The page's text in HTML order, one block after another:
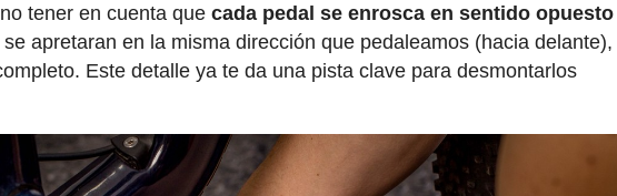
tener en cuenta quecada pedal se enrosca en sentido opuesto
apretaran en la misma dirección que pedaleamos (hacia delante),
Este detalle ya te da una pista clave para desmontarlos